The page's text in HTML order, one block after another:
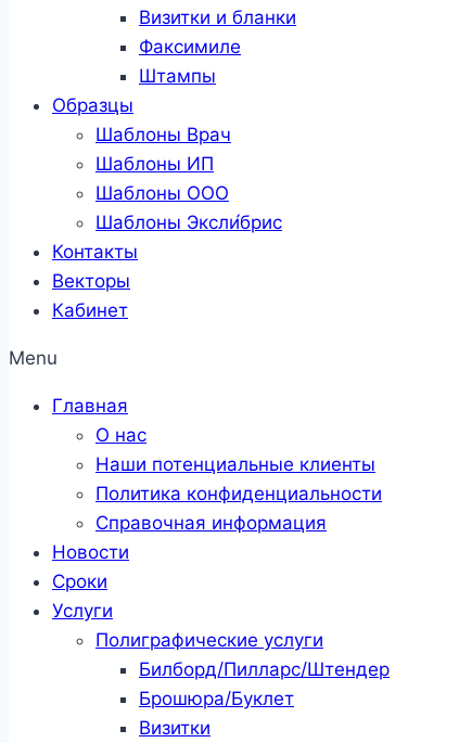
Визитки и бланки
Факсимиле
Штампы
Образцы
Шаблоны Врач
Шаблоны ИП
Шаблоны ООО
Шаблоны Эксли́брис
Контакты
Векторы
Кабинет
Menu
Главная
О нас
Наши потенциальные клиенты
Политика конфиденциальности
Справочная информация
Новости
Сроки
Услуги
Полиграфические услуги
Билборд/Пилларс/Штендер
Брошюра/Буклет
Визитки